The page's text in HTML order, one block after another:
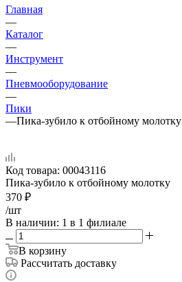
Главная
—
Каталог
—
Инструмент
—
Пневмооборудование
—
Пики
—Пика-зубило к отбойному молотку
Код товара: 00043116
Пика-зубило к отбойному молотку
370 ₽
/шт
В наличии: 1 в 1 филиале
В корзину
Рассчитать доставку